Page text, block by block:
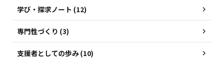
学び・探求ノート (12)
専門性づくり (3)
支援者としての歩み (10)